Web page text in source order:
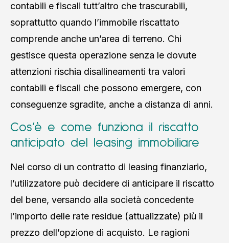
contabili e fiscali tutt’altro che trascurabili,
soprattutto quando l’immobile riscattato
comprende anche un’area di terreno. Chi
gestisce questa operazione senza le dovute
attenzioni rischia disallineamenti tra valori
contabili e fiscali che possono emergere, con
conseguenze sgradite, anche a distanza di anni.
Cos’è e come funziona il riscatto
anticipato del leasing immobiliare
Nel corso di un contratto di leasing finanziario,
l’utilizzatore può decidere di anticipare il riscatto
del bene, versando alla società concedente
l’importo delle rate residue (attualizzate) più il
prezzo dell’opzione di acquisto. Le ragioni